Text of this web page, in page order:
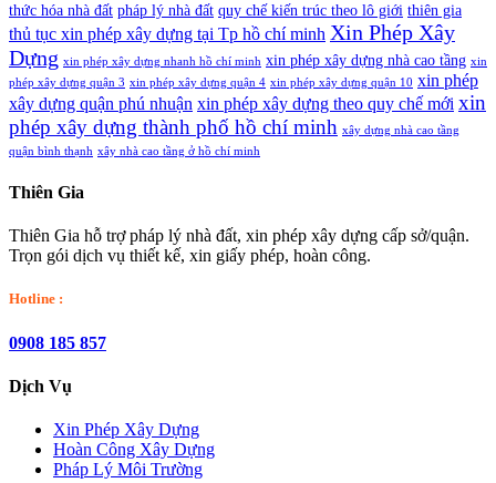
thức hóa nhà đất pháp lý nhà đất quy chế kiến trúc theo lô giới thiên gia
thủ tục xin phép xây dựng tại Tp hồ chí minh Xin Phép Xây
Dựng xin phép xây dựng nhanh hồ chí minh xin phép xây dựng nhà cao tầng xin
phép xây dựng quận 3 xin phép xây dựng quận 4 xin phép xây dựng quận 10 xin phép
xây dựng quận phú nhuận xin phép xây dựng theo quy chế mới xin
phép xây dựng thành phố hồ chí minh xây dựng nhà cao tầng
quận bình thạnh xây nhà cao tầng ở hồ chí minh
Thiên Gia
Thiên Gia hỗ trợ pháp lý nhà đất, xin phép xây dựng cấp sở/quận.
Trọn gói dịch vụ thiết kế, xin giấy phép, hoàn công.
Hotline :
0908 185 857
Dịch Vụ
Xin Phép Xây Dựng
Hoàn Công Xây Dựng
Pháp Lý Môi Trường